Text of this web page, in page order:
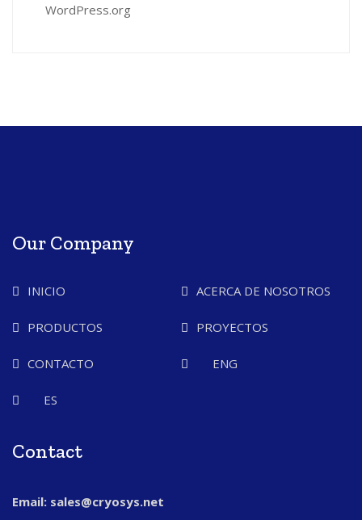
WordPress.org
Our Company
INICIO ACERCA DE NOSOTROS
PRODUCTOS PROYECTOS
CONTACTO ENG
ES
Contact
Email: sales@cryosys.net